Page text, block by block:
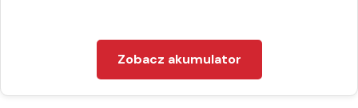
Zobacz akumulator